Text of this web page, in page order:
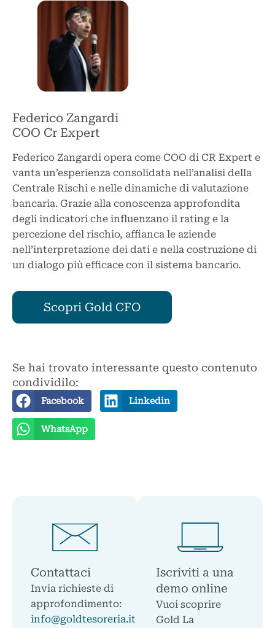
Federico Zangardi
COO Cr Expert
Federico Zangardi opera come COO di CR Expert e
vanta un’esperienza consolidata nell’analisi della
Centrale Rischi e nelle dinamiche di valutazione
bancaria. Grazie alla conoscenza approfondita
degli indicatori che influenzano il rating e la
percezione del rischio, affianca le aziende
nell’interpretazione dei dati e nella costruzione di
un dialogo più efficace con il sistema bancario.
Scopri Gold CFO
Se hai trovato interessante questo contenuto
condividilo:
Facebook Linkedin
WhatsApp
Contattaci
Invia richieste di
approfondimento:
info@goldtesoreria.it
Iscriviti a una
demo online
Vuoi scoprire
Gold La